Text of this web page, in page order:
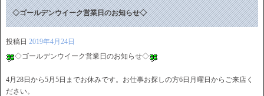
◇ゴールデンウイーク営業日のお知らせ◇
投稿日 2019年4月24日
◇ゴールデンウイーク営業日のお知らせ◇
4月28日から5月5日までお休みです。お仕事お探しの方6日月曜日からご来店く
ださい。